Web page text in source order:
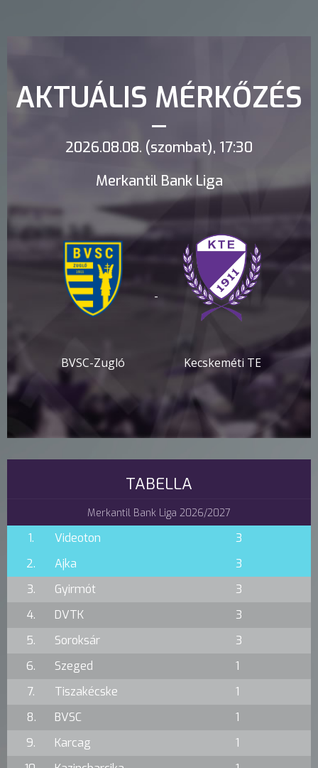
AKTUÁLIS MÉRKŐZÉS
2026.08.08. (szombat), 17:30
Merkantil Bank Liga
BVSC-Zugló
-
Kecskeméti TE
TABELLA
Merkantil Bank Liga 2026/2027
1. Videoton
3
2.
Ajka
3
3.
Gyirmót
3
4.
DVTK
3
5.
Soroksár
3
6.
Szeged
1
7.
Tiszakécske
1
8.
BVSC
1
9.
Karcag
1